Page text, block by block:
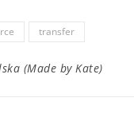
transfer
(Made by Kate)